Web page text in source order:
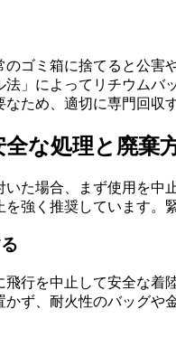
ゴミ箱に捨てると公害
」によってリチウムバ
ため、適切に専門回収
な処理と廃棄
た場合、まず使用を中
強く推奨しています
行を中止して安全な着
ず、耐火性のバッグや